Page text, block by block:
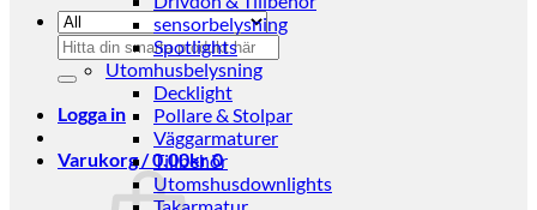
Sök
efter:
Logga in
Varukorg /0.00kr0
sensorbelysning
Spotlights
Utomhusbelysning
Decklight
Pollare & Stolpar
Väggarmaturer
Tillbehör
Utomshusdownlights